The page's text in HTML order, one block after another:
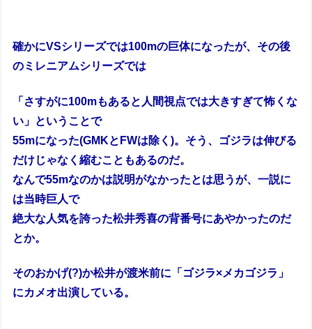
確かにVSシリーズでは100mの巨体になったが、その後
のミレニアムシリーズでは
「さすがに100mもあると人間視点では大きすぎて怖くな
い」ということで
55mになった(GMKとFWは除く)。 そう、ゴジラは伸びる
だけじゃなく縮むこともあるのだ。
なんで55mなのかは説明がなかったとは思うが、一説に
は当時巨人で
絶大な人気を誇った松井秀喜の背番号にあやかったのだ
とか。
そのおかげ(?)か松井が渡米前に「ゴジラ×メカゴジラ」
にカメオ出演している。